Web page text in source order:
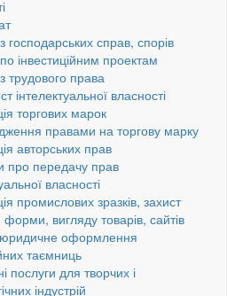
господарських справ, спорів
інвестиційним проектам
трудового права
інтелектуальної власності
торгових марок
правами на торгову марку
авторських прав
про передачу прав
власності
промислових зразків, захист
вигляду товарів, сайтів
юридичне оформлення
таємниць
послуги для творчих і
індустрій